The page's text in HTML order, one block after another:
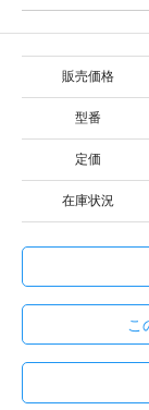
販売価格
型番
定価
在庫状況
こ